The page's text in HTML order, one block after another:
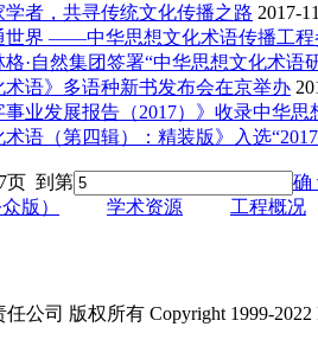
者，共寻传统文化传播之路 2017-
世界 ——中华思想文化术语传播工程
·自然集团签署“中华思想文化术语
术语》多语种新书发布会在京举办
事业发展报告（2017）》收录中华
术语（第四辑）：精装版》入选
页 到第
确
版） 学术资源 工程概况
公司 版权所有 Copyright 1999-2022